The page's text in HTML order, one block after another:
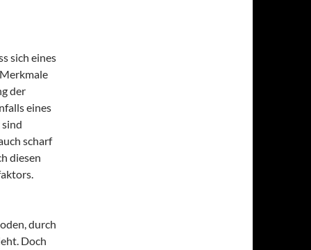
sich eines
der
eines
scharf
diesen
durch
Doch